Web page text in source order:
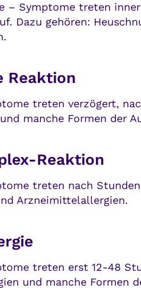
– Symptome treten
Dazu gehören:
Reaktion
treten verzögert,
manche Formen der
Reaktion
treten nach
Arzneimittelallergien.
treten erst 12-48
und manche Formen